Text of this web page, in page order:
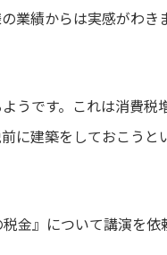
業績からは実感がわき
うです。これは消費
に建築をしておこうと
金』について講演を